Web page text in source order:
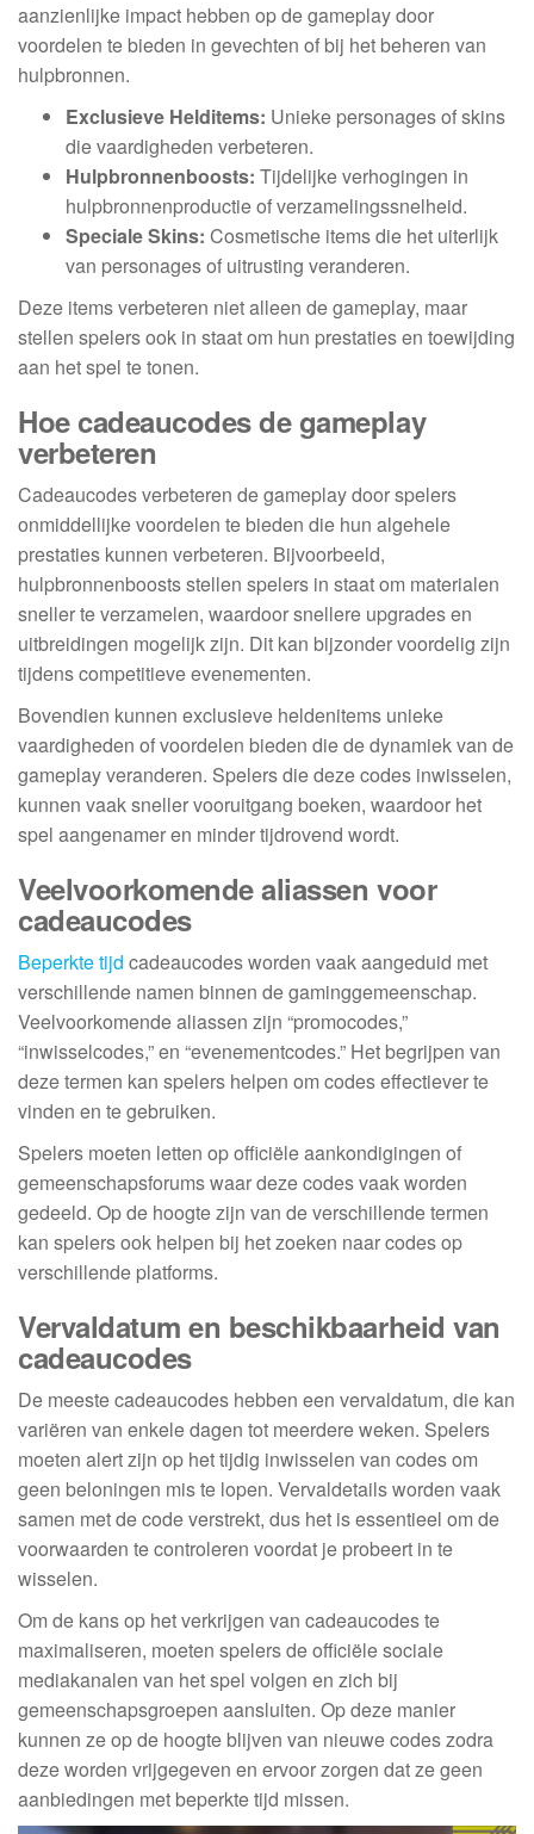
aanzienlijke impact hebben op de gameplay door
voordelen te bieden in gevechten of bij het beheren van
hulpbronnen.
Exclusieve Helditems: Unieke personages of skins
die vaardigheden verbeteren.
Hulpbronnenboosts: Tijdelijke verhogingen in
hulpbronnenproductie of verzamelingssnelheid.
Speciale Skins: Cosmetische items die het uiterlijk
van personages of uitrusting veranderen.
Deze items verbeteren niet alleen de gameplay, maar
stellen spelers ook in staat om hun prestaties en toewijding
aan het spel te tonen.
Hoe cadeaucodes de gameplay
verbeteren
Cadeaucodes verbeteren de gameplay door spelers
onmiddellijke voordelen te bieden die hun algehele
prestaties kunnen verbeteren. Bijvoorbeeld,
hulpbronnenboosts stellen spelers in staat om materialen
sneller te verzamelen, waardoor snellere upgrades en
uitbreidingen mogelijk zijn. Dit kan bijzonder voordelig zijn
tijdens competitieve evenementen.
Bovendien kunnen exclusieve heldenitems unieke
vaardigheden of voordelen bieden die de dynamiek van de
gameplay veranderen. Spelers die deze codes inwisselen,
kunnen vaak sneller vooruitgang boeken, waardoor het
spel aangenamer en minder tijdrovend wordt.
Veelvoorkomende aliassen voor
cadeaucodes
Beperkte tijd cadeaucodes worden vaak aangeduid met
verschillende namen binnen de gaminggemeenschap.
Veelvoorkomende aliassen zijn “promocodes,”
“inwisselcodes,” en “evenementcodes.” Het begrijpen van
deze termen kan spelers helpen om codes effectiever te
vinden en te gebruiken.
Spelers moeten letten op officiële aankondigingen of
gemeenschapsforums waar deze codes vaak worden
gedeeld. Op de hoogte zijn van de verschillende termen
kan spelers ook helpen bij het zoeken naar codes op
verschillende platforms.
Vervaldatum en beschikbaarheid van
cadeaucodes
De meeste cadeaucodes hebben een vervaldatum, die kan
variëren van enkele dagen tot meerdere weken. Spelers
moeten alert zijn op het tijdig inwisselen van codes om
geen beloningen mis te lopen. Vervaldetails worden vaak
samen met de code verstrekt, dus het is essentieel om de
voorwaarden te controleren voordat je probeert in te
wisselen.
Om de kans op het verkrijgen van cadeaucodes te
maximaliseren, moeten spelers de officiële sociale
mediakanalen van het spel volgen en zich bij
gemeenschapsgroepen aansluiten. Op deze manier
kunnen ze op de hoogte blijven van nieuwe codes zodra
deze worden vrijgegeven en ervoor zorgen dat ze geen
aanbiedingen met beperkte tijd missen.